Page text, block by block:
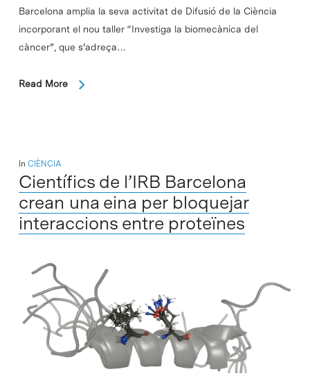
Barcelona amplia la seva activitat de Difusió de la Ciència
incorporant el nou taller “Investiga la biomecànica del
càncer”, que s’adreça…
Read More
In CIÈNCIA
Científics de l’IRB Barcelona
crean una eina per bloquejar
interaccions entre proteïnes